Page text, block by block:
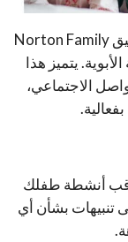
اسم Norton مرادف للحماية والأمان، وتطبيق Norton Family
يتميز هذا
الاجتماعي،
أنشطة طفلك
تنبيهات بشأن أي